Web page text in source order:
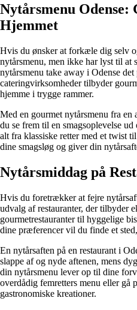
Nytårsmenu Odense:
Hjemmet
Hvis du ønsker at forkæle dig selv
nytårsmenu, men ikke har lyst til at
nytårsmenu take away i Odense
cateringvirksomheder tilbyder
hjemme i trygge rammer.
Med en gourmet nytårsmenu fra en
du se frem til en smagsoplevelse
alt fra klassiske retter med et twist
dine smagsløg og giver din
Nytårsmiddag på
Hvis du foretrækker at fejre
udvalg af restauranter, der tilbyder
gourmetrestauranter til hyggelige
dine præferencer vil du finde et
En nytårsaften på en restaurant i
slappe af og nyde aftenen, mens
din nytårsmenu lever op til dine
overdådig femretters menu eller gå
gastronomiske kreationer.